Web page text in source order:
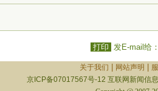
打印 发E-mail给
关于我们 网站声明
京ICP备07017567号-12 互联网新闻信